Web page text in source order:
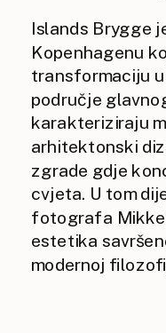
Islands Brygge
Kopenhagenu
transformaciju u
područje
karakteriziraju
arhitektonski
zgrade gdje
cvjeta. U tom
fotografa
estetika
modernoj